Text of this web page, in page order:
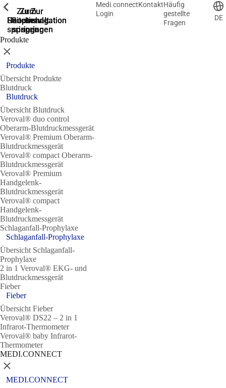
Zur
Suche
springen
Zur
Hauptnavigation
springen
Zur
Hauptnavigation
springen
Zum
Hauptinhalt
springen
Zum
Seitenende
springen
Medi.connect
Login
KontaktHäufig
gestellte
Fragen
DE
Produkte
Zeige vorherige
Schließen
Produkte
Übersicht Produkte
Blutdruck
Zeige vorherige
Blutdruck
Übersicht Blutdruck
Veroval® duo control
Oberarm-Blutdruckmessgerät
Veroval® Premium Oberarm-
Blutdruckmessgerät
Veroval® compact Oberarm-
Blutdruckmessgerät
Veroval® Premium
Handgelenk-
Blutdruckmessgerät
Veroval® compact
Handgelenk-
Blutdruckmessgerät
Schlaganfall-Prophylaxe
Zeige vorherige
Schlaganfall-Prophylaxe
Übersicht Schlaganfall-
Prophylaxe
2 in 1 Veroval® EKG- und
Blutdruckmessgerät
Fieber
Zeige vorherige
Fieber
Übersicht Fieber
Veroval® DS22 – 2 in 1
Infrarot-Thermometer
Veroval® baby Infrarot-
Thermometer
MEDI.CONNECT
Zeige vorherige
Schließen
MEDI.CONNECT
Zeige vorherige
Zeige vorherige
Zeige vorherige
Zeige vorherige